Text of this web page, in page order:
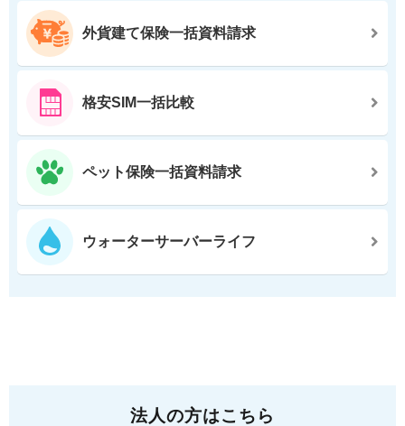
外貨建て保険一括資料請求
格安SIM一括比較
ペット保険一括資料請求
ウォーターサーバーライフ
法人の方はこちら